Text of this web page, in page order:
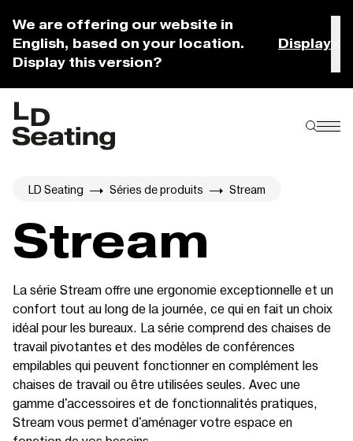
We are offering our website in
English, based on your location.
Display this version?
Display
LD Seating Séries de produits Stream
Stream
La série Stream offre une ergonomie exceptionnelle et un
confort tout au long de la journée, ce qui en fait un choix
idéal pour les bureaux. La série comprend des chaises de
travail pivotantes et des modèles de conférences
empilables qui peuvent fonctionner en complément les
chaises de travail ou être utilisées seules. Avec une
gamme d'accessoires et de fonctionnalités pratiques,
Stream vous permet d'aménager votre espace en